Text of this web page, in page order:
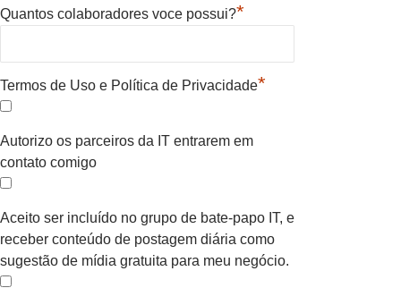
Quantos colaboradores voce possui?*
Termos de Uso e Política de Privacidade*
Autorizo os parceiros da IT entrarem em
contato comigo
Aceito ser incluído no grupo de bate-papo IT, e
receber conteúdo de postagem diária como
sugestão de mídia gratuita para meu negócio.